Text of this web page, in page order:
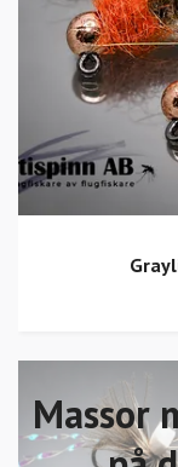
Massor